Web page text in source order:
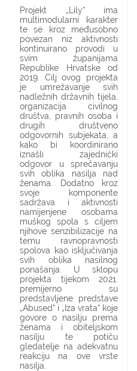
Projekt „Lily“ ima
multimodularni karakter
te se kroz međusobno
povezan niz aktivnosti
kontinuirano provodi u
svim županijama
Republike Hrvatske od
2019. Cilj ovog projekta
je umrežavanje svih
nadležnih državnih tijela,
organizacija civilnog
društva, pravnih osoba i
drugih društveno
odgovornih subjekata, a
kako bi koordinirano
iznašli zajednički
odgovor u sprečavanju
svih oblika nasilja nad
ženama. Dodatno kroz
svoje komponente
sadržava i aktivnosti
namijenjene osobama
muškog spola s ciljem
njihove senzibilizacije na
temu ravnopravnosti
spolova kao isključivanja
svih oblika nasilnog
ponašanja. U sklopu
projekta tijekom 2021.
premijerno su
predstavljene predstave
„Abused“ i „Iza vrata“ koje
govore o nasilju prema
ženama i obiteljskom
nasilju te potiču
gledatelje na adekvatnu
reakciju na ove vrste
nasilja.